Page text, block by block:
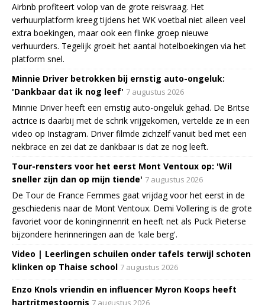
Airbnb profiteert volop van de grote reisvraag. Het
verhuurplatform kreeg tijdens het WK voetbal niet alleen veel
extra boekingen, maar ook een flinke groep nieuwe
verhuurders. Tegelijk groeit het aantal hotelboekingen via het
platform snel.
Minnie Driver betrokken bij ernstig auto-ongeluk:
'Dankbaar dat ik nog leef' 7 augustus 2026
Minnie Driver heeft een ernstig auto-ongeluk gehad. De Britse
actrice is daarbij met de schrik vrijgekomen, vertelde ze in een
video op Instagram. Driver filmde zichzelf vanuit bed met een
nekbrace en zei dat ze dankbaar is dat ze nog leeft.
Tour-rensters voor het eerst Mont Ventoux op: 'Wil
sneller zijn dan op mijn tiende' 7 augustus 2026
De Tour de France Femmes gaat vrijdag voor het eerst in de
geschiedenis naar de Mont Ventoux. Demi Vollering is de grote
favoriet voor de koninginnenrit en heeft net als Puck Pieterse
bijzondere herinneringen aan de 'kale berg'.
Video | Leerlingen schuilen onder tafels terwijl schoten
klinken op Thaise school 7 augustus 2026
Enzo Knols vriendin en influencer Myron Koops heeft
hartritmestoornis 7 augustus 2026